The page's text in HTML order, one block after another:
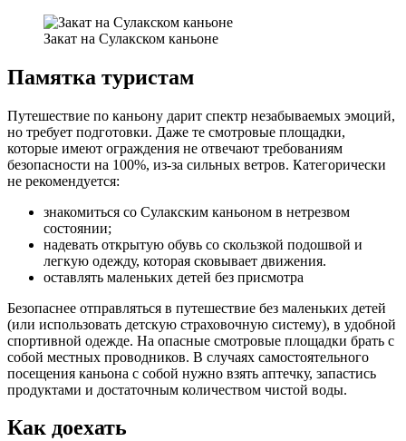
Закат на Сулакском каньоне
Памятка туристам
Путешествие по каньону дарит спектр незабываемых эмоций,
но требует подготовки. Даже те смотровые площадки,
которые имеют ограждения не отвечают требованиям
безопасности на 100%, из-за сильных ветров. Категорически
не рекомендуется:
знакомиться со Сулакским каньоном в нетрезвом
состоянии;
надевать открытую обувь со скользкой подошвой и
легкую одежду, которая сковывает движения.
оставлять маленьких детей без присмотра
Безопаснее отправляться в путешествие без маленьких детей
(или использовать детскую страховочную систему), в удобной
спортивной одежде. На опасные смотровые площадки брать с
собой местных проводников. В случаях самостоятельного
посещения каньона с собой нужно взять аптечку, запастись
продуктами и достаточным количеством чистой воды.
Как доехать